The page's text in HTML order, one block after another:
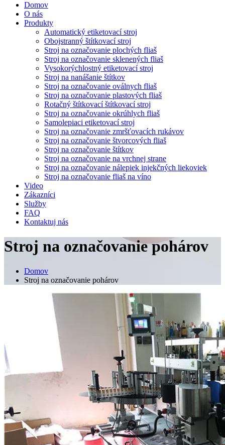
Domov
O nás
Produkty
Automatický etiketovací stroj
Obojstranný štítkovací stroj
Stroj na označovanie plochých fliaš
Stroj na označovanie sklenených fliaš
Vysokorýchlostný etiketovací stroj
Stroj na nanášanie štítkov
Stroj na označovanie oválnych fliaš
Stroj na označovanie plastových fliaš
Rotačný štítkovací štítkovací stroj
Stroj na označovanie okrúhlych fliaš
Samolepiaci etiketovací stroj
Stroj na označovanie zmršťovacích rukávov
Stroj na označovanie štvorcových fliaš
Stroj na označovanie štítkov
Stroj na označovanie na vrchnej strane
Stroj na označovanie nálepiek injekčných liekoviek
Stroj na označovanie fliaš na víno
Video
Zákazníci
Služby
FAQ
Kontaktuj nás
Stroj na označovanie pohárov
Domov
Stroj na označovanie pohárov